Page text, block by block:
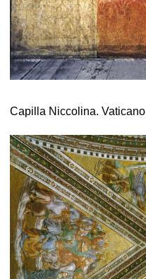
Capilla Niccolina. Vaticano